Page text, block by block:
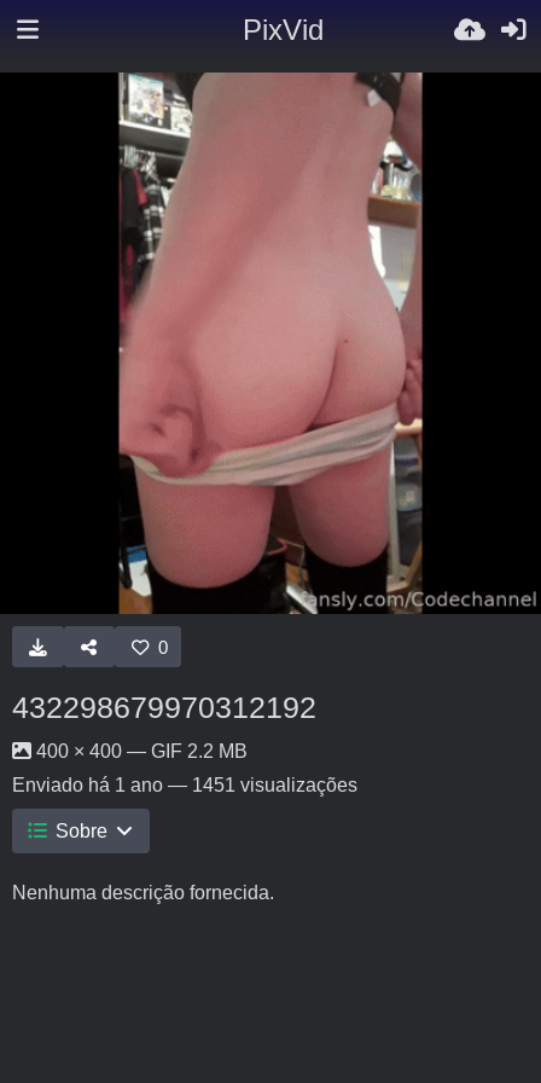
PixVid
0
432298679970312192
400 × 400 — GIF 2.2 MB
Enviado há 1 ano — 1451 visualizações
Sobre
Nenhuma descrição fornecida.